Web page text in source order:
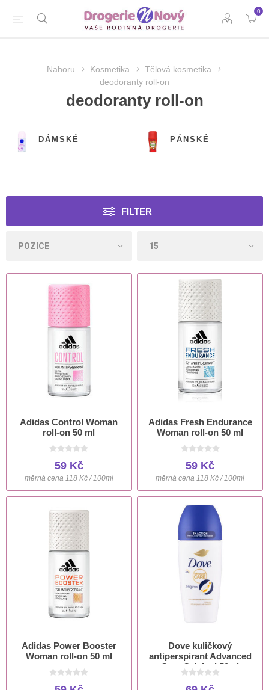
0
Nahoru Kosmetika
Tělová kosmetika
deodoranty roll-on
deodoranty roll-on
DÁMSKÉ PÁNSKÉ
FILTER
Adidas Control Woman
roll-on 50 ml
59 Kč
měrná cena 118 Kč / 100ml
Adidas Fresh Endurance
Woman roll-on 50 ml
59 Kč
měrná cena 118 Kč / 100ml
Adidas Power Booster
Woman roll-on 50 ml
Dove kuličkový
antiperspirant Advanced
Care Original 50ml